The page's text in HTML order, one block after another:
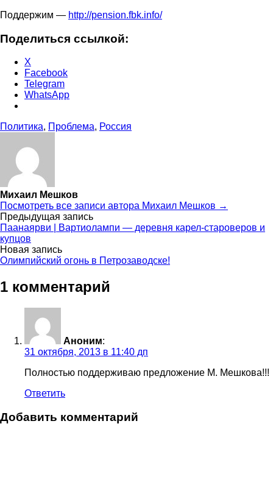
Поддержим — http://pension.fbk.info/
Поделиться ссылкой:
X
Facebook
Telegram
WhatsApp
Политика, Проблема, Россия
Михаил Мешков
Посмотреть все записи автора Михаил Мешков →
Навигация
по
записям
Предыдущая запись
Паанаярви | Вартиолампи — деревня карел-староверов и
купцов
Новая запись
Олимпийский огонь в Петрозаводске!
1 комментарий
Аноним:
31 октября, 2013 в 11:40 дп
Полностью поддерживаю предложение М. Мешкова!!!
Ответить
Добавить комментарий